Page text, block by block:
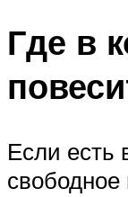
Где в
Если есть